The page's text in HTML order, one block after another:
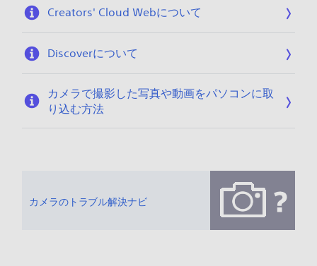
Creators' Cloud Webについて
Discoverについて
カメラで撮影した写真や動画をパソコンに取
り込む方法
カメラのトラブル解決ナビ